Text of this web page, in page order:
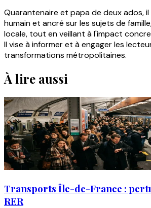
Quarantenaire et papa de deux ados,
humain et ancré sur les sujets de
locale, tout en veillant à l'impact
Il vise à informer et à engager les
transformations métropolitaines.
À lire aussi
Transports Île-de-France :
RER